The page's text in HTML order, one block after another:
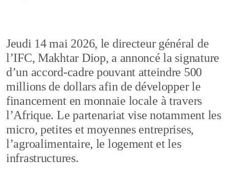
Jeudi 14 mai 2026, le directeur général de
l’IFC, Makhtar Diop, a annoncé la signature
d’un accord-cadre pouvant atteindre 500
millions de dollars afin de développer le
financement en monnaie locale à travers
l’Afrique. Le partenariat vise notamment les
micro, petites et moyennes entreprises,
l’agroalimentaire, le logement et les
infrastructures.